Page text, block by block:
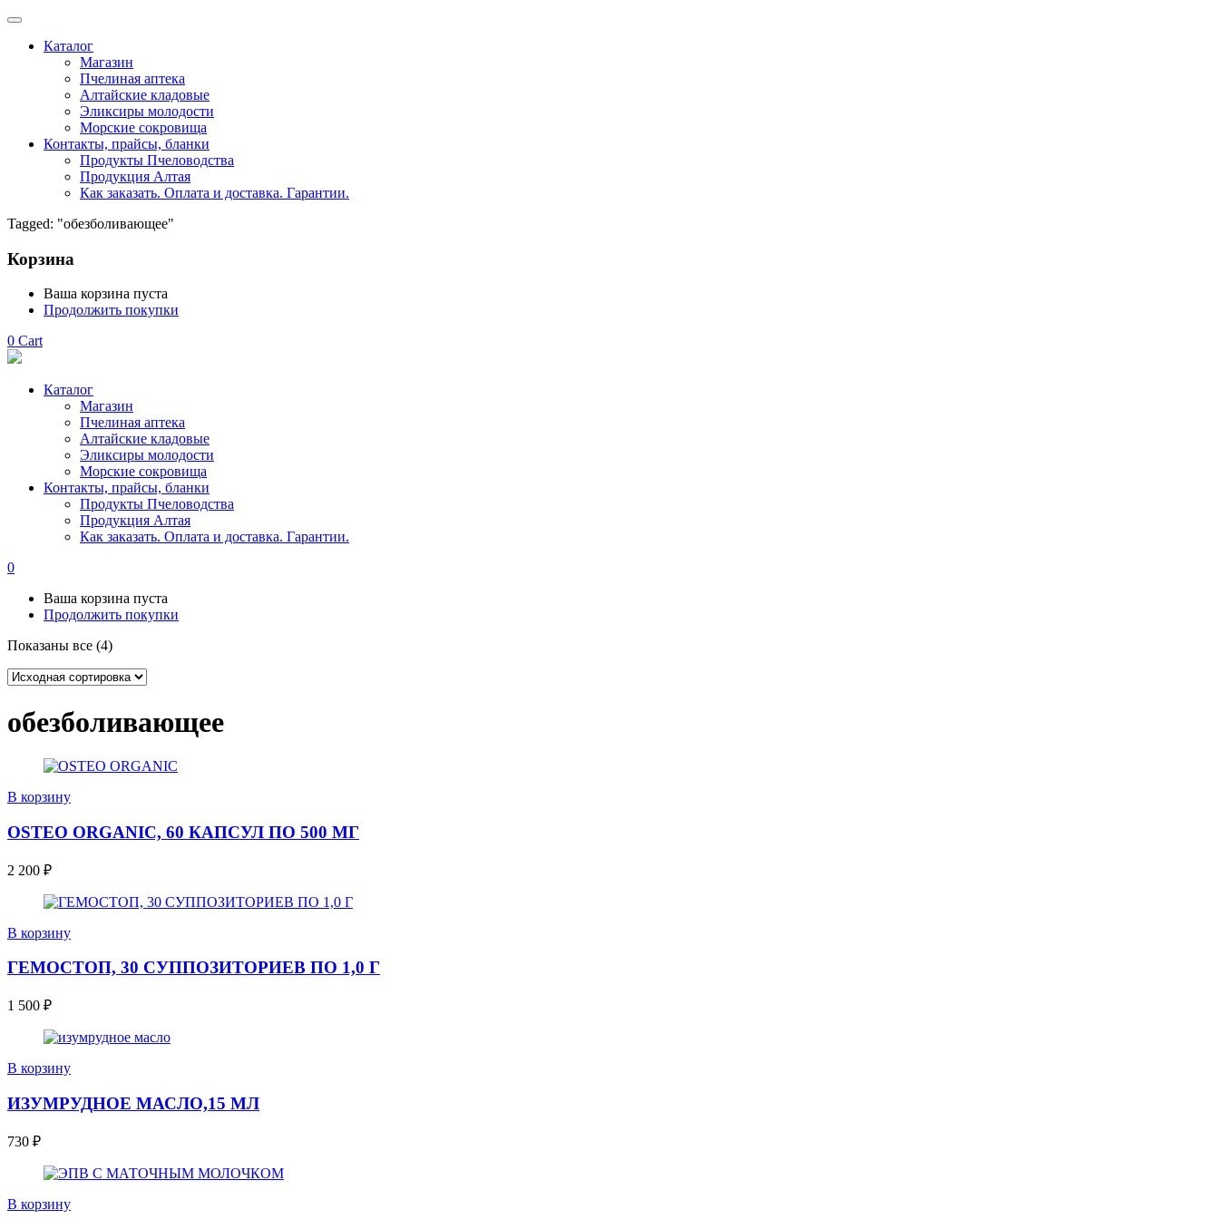
Каталог
Магазин
Пчелиная аптека
Алтайские кладовые
Эликсиры молодости
Морские сокровища
Контакты, прайсы, бланки
Продукты Пчеловодства
Продукция Алтая
Как заказать. Оплата и доставка. Гарантии.
Tagged: "обезболивающее"
Корзина
Ваша корзина пуста
Продолжить покупки
0 Cart
Каталог
Магазин
Пчелиная аптека
Алтайские кладовые
Эликсиры молодости
Морские сокровища
Контакты, прайсы, бланки
Продукты Пчеловодства
Продукция Алтая
Как заказать. Оплата и доставка. Гарантии.
0
Ваша корзина пуста
Продолжить покупки
Показаны все (4)
обезболивающее
В корзину
OSTEO ORGANIC, 60 КАПСУЛ ПО 500 МГ
2 200 ₽
В корзину
ГЕМОСТОП, 30 СУППОЗИТОРИЕВ ПО 1,0 Г
1 500 ₽
В корзину
ИЗУМРУДНОЕ МАСЛО,15 МЛ
730 ₽
В корзину